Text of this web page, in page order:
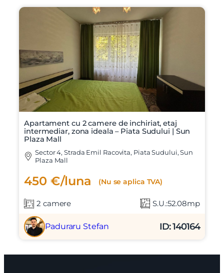
Sector 5
Sector 5, Sos. Salaj, Targ Pucheni, Lidl Pucheni, Parc
500 €/luna (Nu se aplica TVA)
2 camere
Alina Herciog ID: 140218
Apartament cu 2 camere de inchiriat, etaj